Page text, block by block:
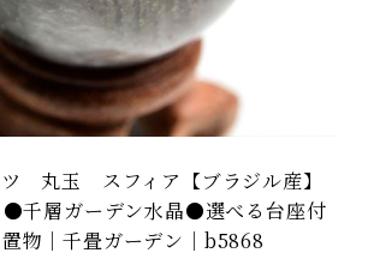
ツ 丸玉 スフィア【ブラジル産】
●千層ガーデン水晶●選べる台座付
物｜千畳ガーデン｜b5868